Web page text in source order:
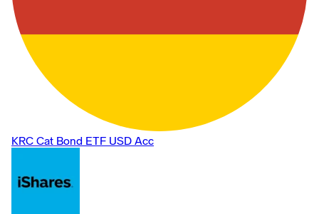
KRC Cat Bond ETF USD Acc